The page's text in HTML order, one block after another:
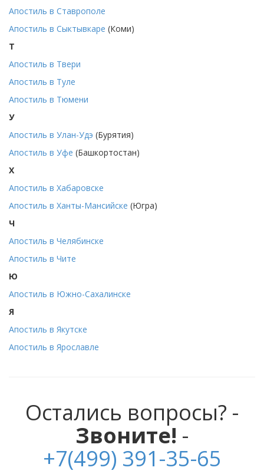
Апостиль в Ставрополе
Апостиль в Сыктывкаре (Коми)
Т
Апостиль в Твери
Апостиль в Туле
Апостиль в Тюмени
У
Апостиль в Улан-Удэ (Бурятия)
Апостиль в Уфе (Башкортостан)
Х
Апостиль в Хабаровске
Апостиль в Ханты-Мансийске (Югра)
Ч
Апостиль в Челябинске
Апостиль в Чите
Ю
Апостиль в Южно-Сахалинске
Я
Апостиль в Якутске
Апостиль в Ярославле
Остались вопросы? -
Звоните! -
+7(499) 391-35-65